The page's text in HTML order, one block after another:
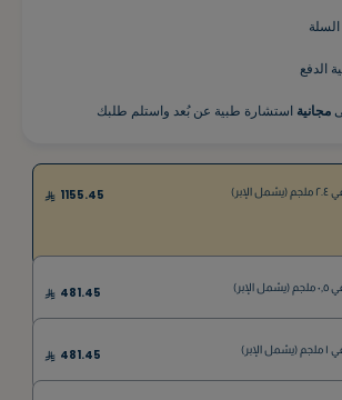
الدفع
مجانية استشارة طبية عن بُعد واستلم طلبك
1155.45
481.45
481.45